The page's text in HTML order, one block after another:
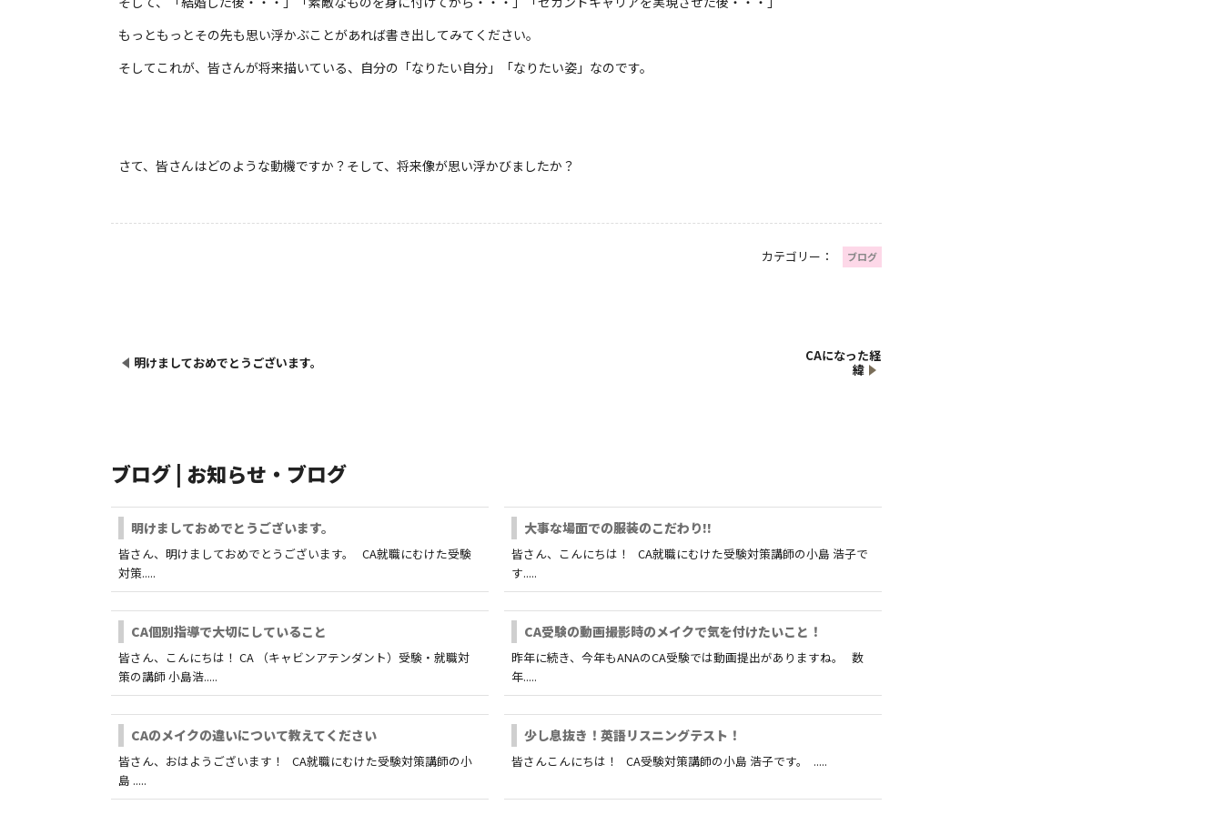
もっともっとその先も思い浮かぶことがあれば書き出してみてください。
そしてこれが、皆さんが将来描いている、自分の「なりたい自分」「なりたい姿」なのです。
さて、皆さんはどのような動機ですか？そして、将来像が思い浮かびましたか？
カテゴリー： ブログ
明けましておめでとうございます。
CAになった経
緯
ブログ | お知らせ・ブログ
明けましておめでとうございます。
皆さん、明けましておめでとうございます。 CA就職にむけた受験
対策.....
大事な場面での服装のこだわり!!
皆さん、こんにちは！ CA就職にむけた受験対策講師の小島 浩子で
す.....
CA個別指導で大切にしていること
皆さん、こんにちは！ CA （キャビンアテンダント）受験・就職対
策の講師 小島浩.....
CA受験の動画撮影時のメイクで気を付けたいこと！
昨年に続き、今年もANAのCA受験では動画提出がありますね。 数
年.....
CAのメイクの違いについて教えてください
皆さん、おはようございます！ CA就職にむけた受験対策講師の小
島 .....
少し息抜き！英語リスニングテスト！
皆さんこんにちは！ CA受験対策講師の小島 浩子です。 .....